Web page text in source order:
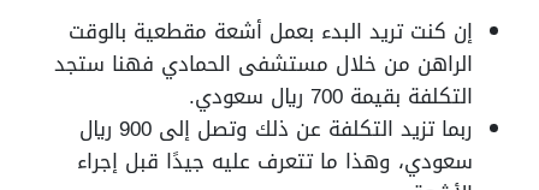
إن كنت تريد البدء بعمل أشعة مقطعية بالوقت
الراهن من خلال مستشفى الحمادي فهنا ستجد
التكلفة بقيمة 700 ريال سعودي.
ربما تزيد التكلفة عن ذلك وتصل إلى 900 ريال
سعودي، وهذا ما تتعرف عليه جيدًا قبل إجراء